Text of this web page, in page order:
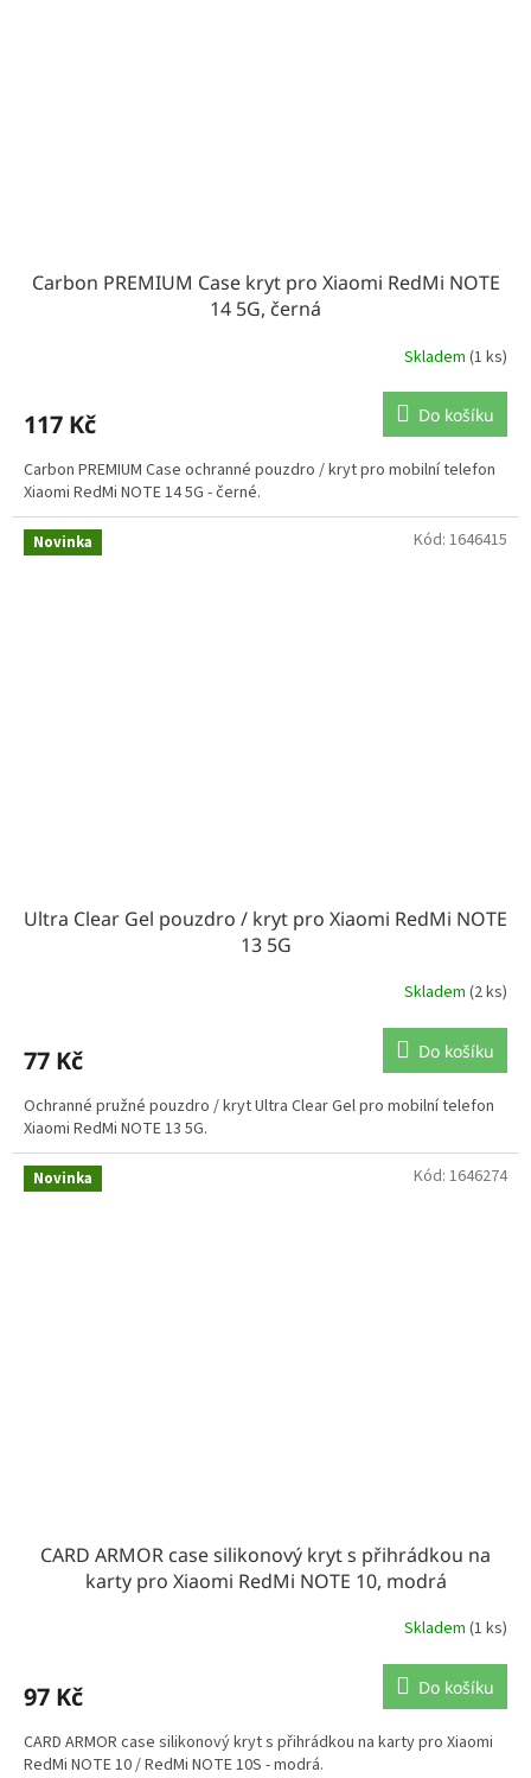
Carbon PREMIUM Case kryt pro Xiaomi RedMi NOTE
14 5G, černá
Skladem (1 ks)
117 Kč Do košíku
Carbon PREMIUM Case ochranné pouzdro / kryt pro mobilní telefon
Xiaomi RedMi NOTE 14 5G - černé.
Novinka
Ultra Clear Gel pouzdro / kryt pro Xiaomi RedMi NOTE
13 5G
Skladem (2 ks)
77 Kč Do košíku
Ochranné pružné pouzdro / kryt Ultra Clear Gel pro mobilní telefon
Xiaomi RedMi NOTE 13 5G.
Kód: 1646415
Novinka
CARD ARMOR case silikonový kryt s přihrádkou na
karty pro Xiaomi RedMi NOTE 10, modrá
Skladem (1 ks)
97 Kč Do košíku
CARD ARMOR case silikonový kryt s přihrádkou na karty pro Xiaomi
RedMi NOTE 10 / RedMi NOTE 10S - modrá.
Kód: 1646274